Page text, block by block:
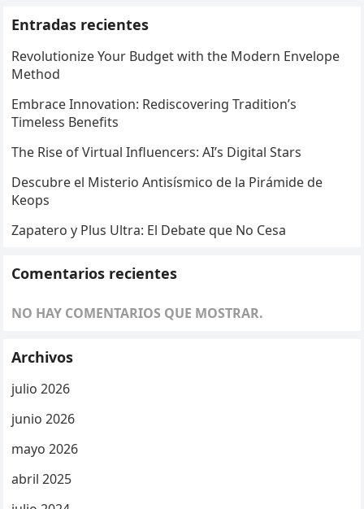
Entradas recientes
Revolutionize Your Budget with the Modern Envelope
Method
Embrace Innovation: Rediscovering Tradition’s
Timeless Benefits
The Rise of Virtual Influencers: AI’s Digital Stars
Descubre el Misterio Antisísmico de la Pirámide de
Keops
Zapatero y Plus Ultra: El Debate que No Cesa
Comentarios recientes
NO HAY COMENTARIOS QUE MOSTRAR.
Archivos
julio 2026
junio 2026
mayo 2026
abril 2025